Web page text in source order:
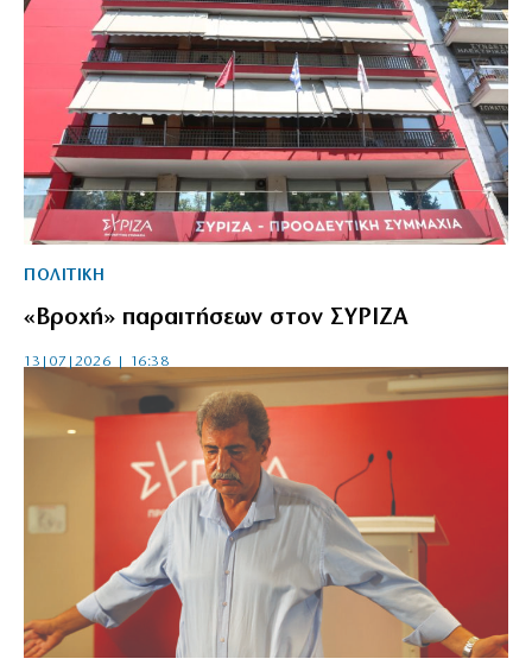
ΠΟΛΙΤΙΚΗ
«Βροχή» παραιτήσεων στον ΣΥΡΙΖΑ
13|07|2026 | 16:38